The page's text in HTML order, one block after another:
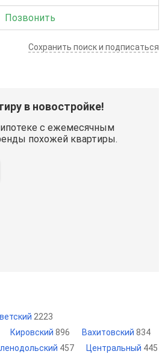
Позвонить
Сохранить поиск и подписаться
в новостройке!
с ежемесячным
похожей квартиры.
2223
Кировский 896 Вахитовский 834
457 Центральный 445